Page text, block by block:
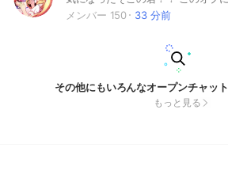
メンバー 150
33 分前
その他にもいろんなオープンチャッ
もっと見る